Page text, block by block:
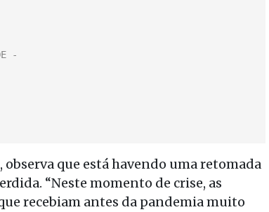
que está havendo uma retomada
“Neste momento de crise, as
recebiam antes da pandemia muito